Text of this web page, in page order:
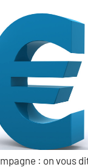
: on vous